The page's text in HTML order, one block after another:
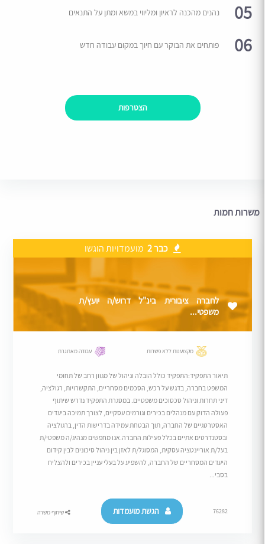
05 נהנים מהכנה לראיון ומליווי במשא ומתן על התנאים
06 פותחים את הבוקר עם חיוך במקום עבודה חדש
הצטרפות
משרות חמות
כבר 2 מועמדויות הוגשו
לחברה ציבורית בינ"ל דרוש/ה יועץ/ת
משפטי...
מקצוענות ללא פשרות עבודה מאתגרת
תיאור התפקיד:התפקיד כולל הובלה וניהול של מגוון רחב של תחומי
המשפט בחברה, בדגש על רכש, הסכמים מסחריים, התקשרויות, רגולציה,
דיני תחרות וניהול סכסוכים משפטיים. במסגרת התפקיד נדרש שיתוף
פעולה הדוק עם מנהלים בכירים וגורמים עסקיים, לצורך תמיכה ביעדים
האסטרטגיים של החברה, תוך הבטחת עמידה בדרישות הדין, ברגולציה
ובסטנדרטים אתיים בכלל פעילות החברה.אנו מחפשים מנהיג/ה משפטי/ת
בעל/ת אוריינטציה עסקית, המסוגל/ת לאזן בין ניהול סיכונים לבין קידום
היעדים המסחריים של החברה, להשפיע על בעלי עניין בכירים ולהצליח
בסבי...
76282 הגשת מועמדות שיתוף משרה